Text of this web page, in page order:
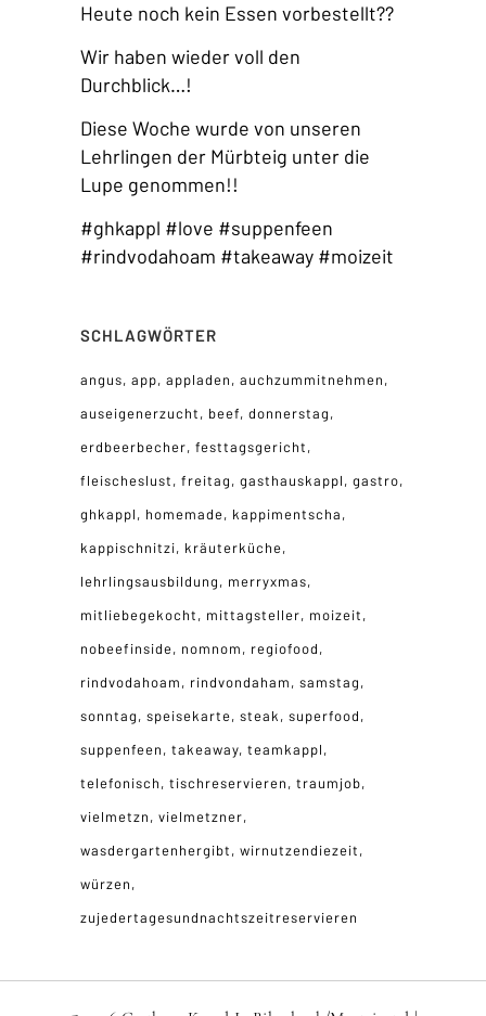
Heute noch kein Essen vorbestellt??
Wir haben wieder voll den
Durchblick…!
Diese Woche wurde von unseren
Lehrlingen der Mürbteig unter die
Lupe genommen!!
#ghkappl #love #suppenfeen
#rindvodahoam #takeaway #moizeit
SCHLAGWÖRTER
angus app appladen
auchzummitnehmen
auseigenerzucht
beef donnerstag
erdbeerbecher festtagsgericht
fleischeslust
freitag gasthauskappl
gastro
ghkappl
homemade
kappimentscha
kappischnitzi
kräuterküche
lehrlingsausbildung
merryxmas
mitliebegekocht
mittagsteller
moizeit
nobeefinside
nomnom
regiofood
rindvodahoam
rindvondaham
samstag
sonntag
speisekarte steak
superfood
suppenfeen
takeaway teamkappl
telefonisch
tischreservieren
traumjob
vielmetzn
vielmetzner
wasdergartenhergibt
wirnutzendiezeit
würzen
zujedertagesundnachtszeitreservieren